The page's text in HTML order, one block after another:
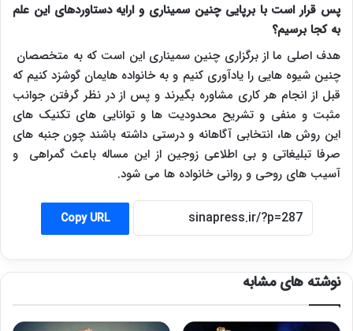
پس قرار است با برپایی چنین سمیناری و ارایه دستاوردهای این علم
به کجا برسیم؟
هدف اصلی ما از برگزاری چنین سمیناری این است که به متخصصان
چنین شیوه هایی را یادآوری کنیم و به خانواده هایمان گوشزد کنیم که
قبل از انجام هر کاری مشاوره بگیرند و پس از در نظر گرفتن جوانب
مثبت و منفی و تشریح محدودیت ها و توانایی های تکنیک های
این روش ها، انتخابی آگاهانه و درستی داشته باشند چون جنبه های
صرفا تبلیغاتی و بی اطلاعی زوجین از این مساله باعث گمراهی و
آسیب های روحی و روانی خانواده ها می شود.
Copy URL
نوشته های مشابه